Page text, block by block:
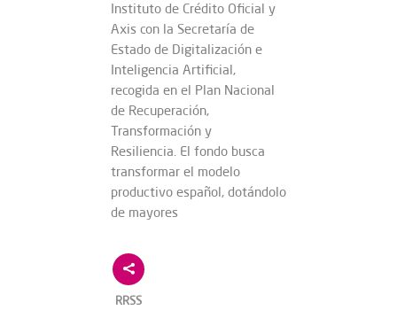
Instituto de Crédito Oficial y
Axis con la Secretaría de
Estado de Digitalización e
Inteligencia Artificial,
recogida en el Plan Nacional
de Recuperación,
Transformación y
Resiliencia. El fondo busca
transformar el modelo
productivo español, dotándolo
de mayores
RRSS